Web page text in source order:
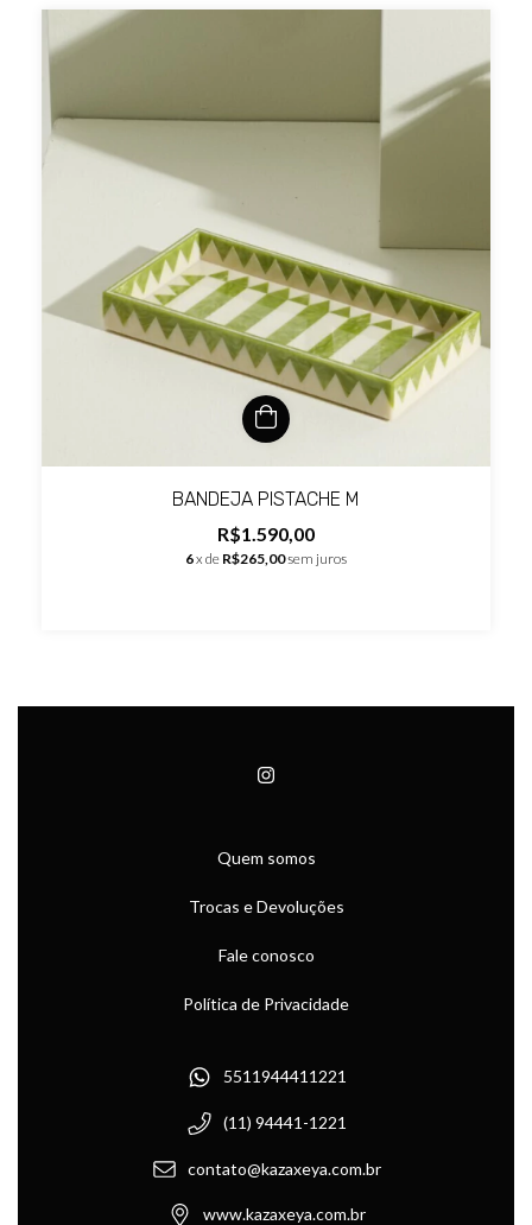
BANDEJA PISTACHE M
R$1.590,00
6x de R$265,00sem juros
Quem somos
Trocas e Devoluções
Fale conosco
Política de Privacidade
5511944411221
(11) 94441-1221
contato@kazaxeya.com.br
www.kazaxeya.com.br